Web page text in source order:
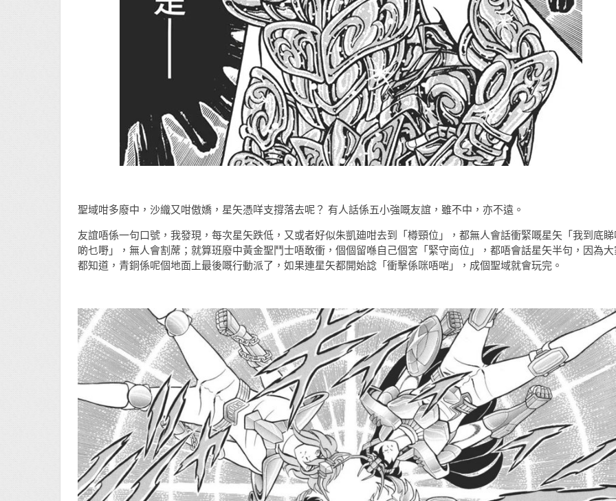
聖域咁多廢中，沙織又咁傲嬌，星矢憑咩支撐落去呢？ 有人話係五小強嘅友誼，雖不中，亦不遠。
友誼唔係一句口號，我發現，每次星矢跌低，又或者好似朱凱廸咁去到「樽頸位」，都無人會話衝緊嘅星矢「我到底
啲乜嘢」，無人會割蓆；就算班廢中黃金聖鬥士唔敢衝，個個留喺自己個宮「緊守崗位」，都唔會話星矢半句，因為
都知道，青銅係呢個地面上最後嘅行動派了，如果連星矢都開始諗「衝擊係咪唔啱」，成個聖域就會玩完。